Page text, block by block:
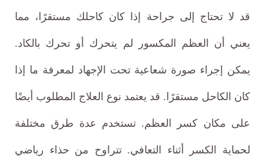
قد لا تحتاج إلى جراحة إذا كان كاحلك مستقرًا، مما
يعني أن العظم المكسور لم يتحرك أو تحرك بالكاد.
يمكن إجراء صورة شعاعية تحت الإجهاد لمعرفة ما إذا
كان الكاحل مستقرًا. قد يعتمد نوع العلاج المطلوب أيضًا
على مكان كسر العظم. تستخدم عدة طرق مختلفة
لحماية الكسر أثناء التعافي. تتراوح من حذاء رياضي